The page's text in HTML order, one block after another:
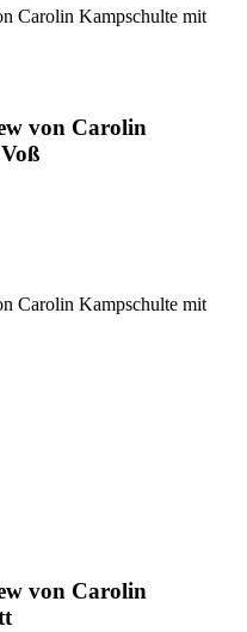
von Carolin
von Carolin